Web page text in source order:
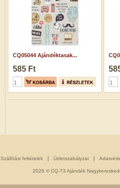
CQ05044 Ajándéktasak...
585 Ft
Szállítási feltételek Üzletszabályzat
2026 © CQ-73 Ajándék